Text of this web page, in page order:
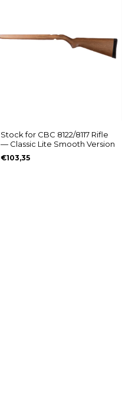
Stock for CBC 8122/8117 Rifle
— Classic Lite Smooth Version
€103,35